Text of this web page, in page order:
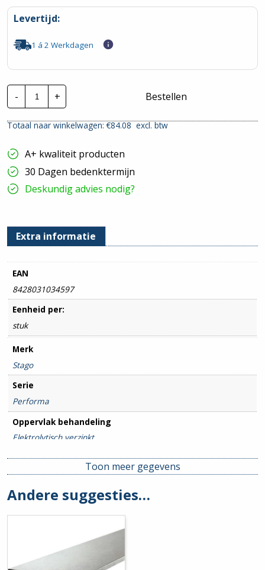
Levertijd:
1 á 2 Werkdagen
-
Stago
Draadgoot
Performa
|
3
Meter
hoeveelheid
+ Bestellen
Totaal naar winkelwagen: €84.08excl. btw
A+ kwaliteit producten
30 Dagen bedenktermijn
Deskundig advies nodig?
Extra informatie
EAN
8428031034597
Eenheid per:
stuk
Merk
Stago
Serie
Performa
Oppervlak behandeling
Elektrolytisch verzinkt
Breedte goot
400mm
Hoogte goot
Toon meer gegevens
Andere suggesties…